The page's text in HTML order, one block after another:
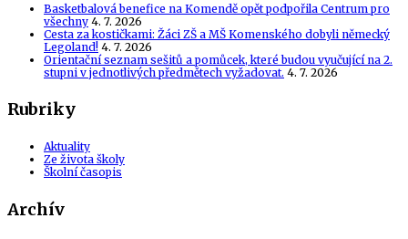
Basketbalová benefice na Komendě opět podpořila Centrum pro
všechny 4. 7. 2026
Cesta za kostičkami: Žáci ZŠ a MŠ Komenského dobyli německý
Legoland! 4. 7. 2026
Orientační seznam sešitů a pomůcek, které budou vyučující na 2.
stupni v jednotlivých předmětech vyžadovat. 4. 7. 2026
Rubriky
Aktuality
Ze života školy
Školní časopis
Archív